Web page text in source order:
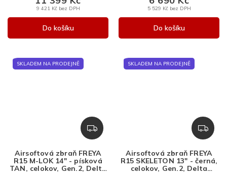
9 421 Kč bez DPH
Do košíku
5 529 Kč bez DPH
Do košíku
SKLADEM NA PRODEJNĚ
Z
D
R
M
Airsoftová zbraň FREYA
R15 M-LOK 14" - písková
TAN, celokov, Gen.2, Delta
SKLADEM NA PRODEJNĚ
Z
D
R
M
Airsoftová zbraň FREYA
R15 SKELETON 13" - černá,
celokov, Gen.2, Delta